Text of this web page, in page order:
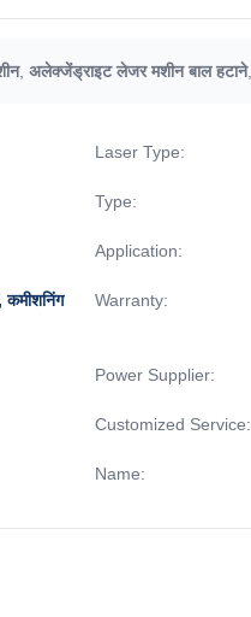
, अलेक्जेंड्राइट लेजर मशीन बाल हटाने,
Laser Type:
Type:
Application:
कमीशनिंग
Warranty:
Power Supplier:
Customized Service:
Name: